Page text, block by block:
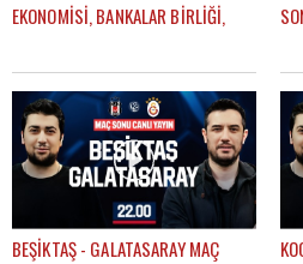
EKONOMİSİ, BANKALAR BİRLİĞİ,
GÖKHAN TİRYAKİ
BEŞİKTAŞ - GALATASARAY MAÇ